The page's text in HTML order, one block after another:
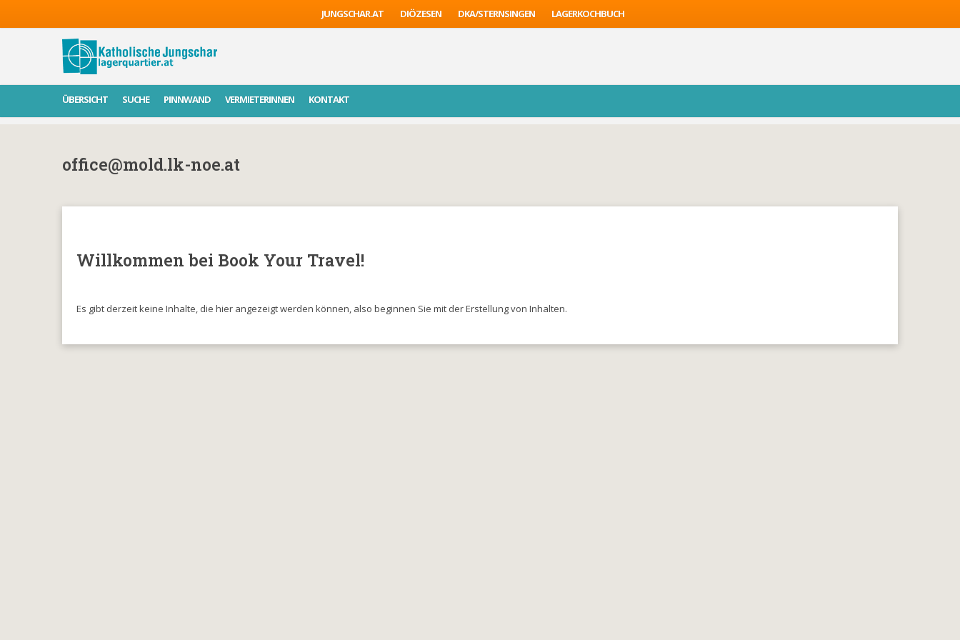
JUNGSCHAR.AT DIÖZESEN DKA/STERNSINGEN LAGERKOCHBUCH
ÜBERSICHT SUCHE PINNWAND VERMIETERINNEN KONTAKT
office@mold.lk-noe.at
Willkommen bei Book Your Travel!
Es gibt derzeit keine Inhalte, die hier angezeigt werden können, also beginnen Sie mit der Erstellung von Inhalten.